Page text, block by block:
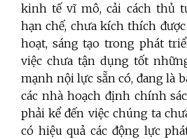
kinh tế vĩ mô, cải cách thủ
hạn chế, chưa kích thích
hoạt, sáng tạo trong phát
việc chưa tận dụng tốt
mạnh nội lực sẵn có, đang là
các nhà hoạch định chính
phải kể đến việc chúng ta
có hiệu quả các động lực